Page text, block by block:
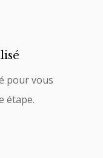
pour vous
étape.